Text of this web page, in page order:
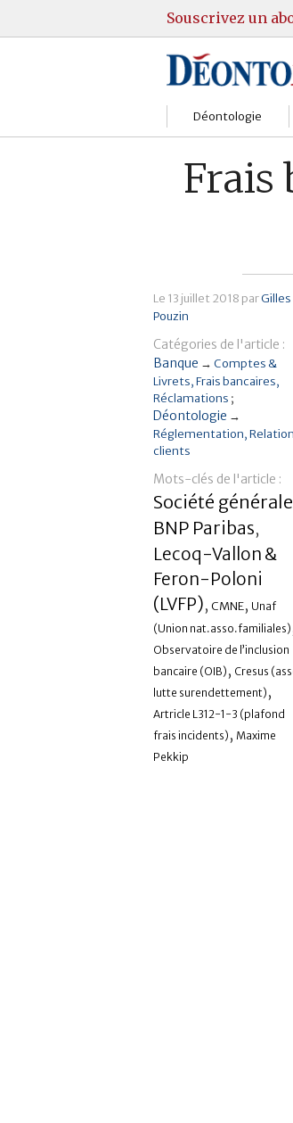
Souscrivez un
Déontologie
Gestion
Marchés
Relations clients
Réglementation
Justice
Frais
Le 13 juillet 2018 parGilles
Pouzin
Catégories de l'article :
Banque → Comptes &
Livrets Frais bancaires
Réclamations
Déontologie →
Réglementation
clients
Mots-clés de l'article :
Société générale
BNP Paribas,
Lecoq-Vallon &
Feron-Poloni
(LVFP), CMNE, Unaf
(Union nat.asso.familiales)
Observatoire de l’inclusion
bancaire (OIB) , Cresus
lutte surendettement) ,
Artricle L312-1-3 (plafond
frais incidents) , Maxime
Pekkip